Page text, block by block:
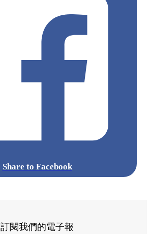
Share to Facebook
訂閱我們的電子報